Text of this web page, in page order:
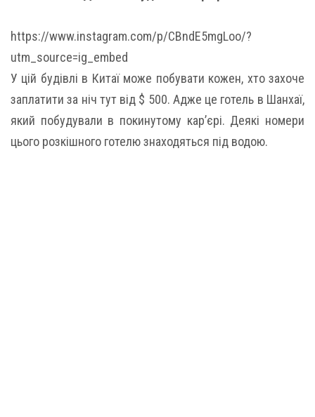
https://www.instagram.com/p/CBndE5mgLoo/?
utm_source=ig_embed
У цій будівлі в Китаї може побувати кожен, хто захоче
заплатити за ніч тут від $ 500. Адже це готель в Шанхаї,
який побудували в покинутому кар’єрі. Деякі номери
цього розкішного готелю знаходяться під водою.